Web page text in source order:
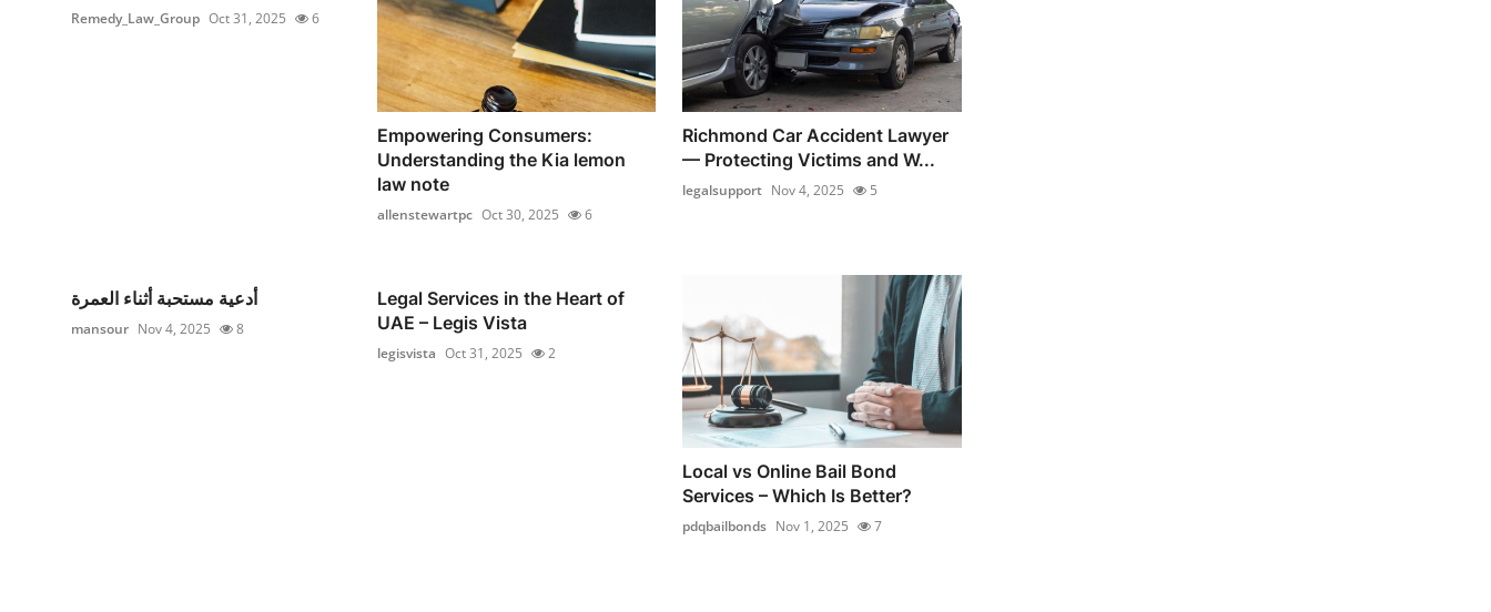
Remedy_Law_Group Oct 31, 2025 6
Empowering Consumers:
Understanding the Kia lemon
law note
allenstewartpc Oct 30, 2025 6
Richmond Car Accident Lawyer
— Protecting Victims and W...
legalsupport Nov 4, 2025 5
أدعية مستحبة أثناء العمرة
mansour Nov 4, 2025 8
Legal Services in the Heart of
UAE – Legis Vista
legisvista Oct 31, 2025 2
Local vs Online Bail Bond
Services – Which Is Better?
pdqbailbonds Nov 1, 2025 7